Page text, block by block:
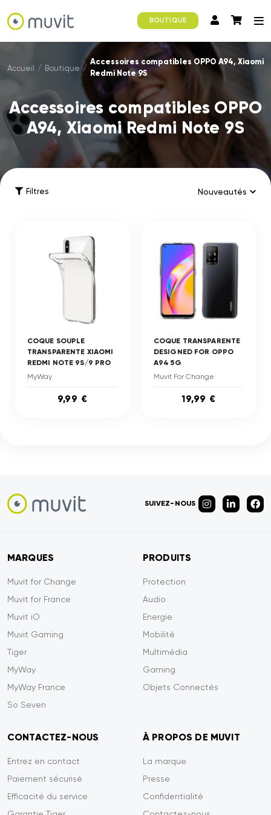
BOUTIQUE
Accueil / Boutique /
Accessoires compatibles OPPO A94, Xiaomi
Redmi Note 9S
Accessoires compatibles OPPO
A94, Xiaomi Redmi Note 9S
Filtres
COQUE SOUPLE
TRANSPARENTE XIAOMI
REDMI NOTE 9S/9 PRO
MyWay
9,99 €
COQUE TRANSPARENTE
DESIGNED FOR OPPO
A94 5G
Muvit For Change
19,99 €
SUIVEZ-NOUS
MARQUES
Muvit for Change
Muvit for France
Muvit iO
Muvit Gaming
Tiger
MyWay
MyWay France
So Seven
PRODUITS
Protection
Audio
Energie
Mobilité
Multimédia
Gaming
Objets Connectés
CONTACTEZ-NOUS
Entrez en contact
Paiement sécurisé
Efficacité du service
À PROPOS DE MUVIT
La marque
Presse
Confidentialité